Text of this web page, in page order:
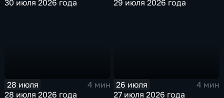
30 июля 2026 года 29 июля 2026 года
28 июля
4 мин
28 июля 2026 года
26 июля
4 мин
27 июля 2026 года